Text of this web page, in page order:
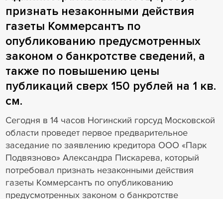
признать незаконными действия
газеты Коммерсантъ по
опубликованию предусмотренных
законом о банкротстве сведений, а
также по повышению цены
публикаций сверх 150 рублей на 1 кв.
см.
Сегодня в 14 часов Ногинский горсуд Московской
области проведет первое предварительное
заседание по заявлению кредитора ООО «Парк
Подвязново» Александра Пискарева, который
потребовал признать незаконными действия
газеты Коммерсантъ по опубликованию
предусмотренных законом о банкротстве